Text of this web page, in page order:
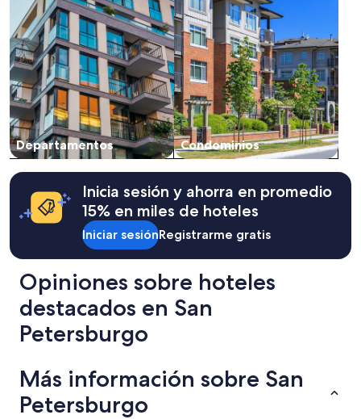
Departamentos Condominios
Inicia sesión y ahorra en promedio
15% en miles de hoteles
Iniciar sesiónRegistrarme gratis
Opiniones sobre hoteles
destacados en San
Petersburgo
Más información sobre San
Petersburgo